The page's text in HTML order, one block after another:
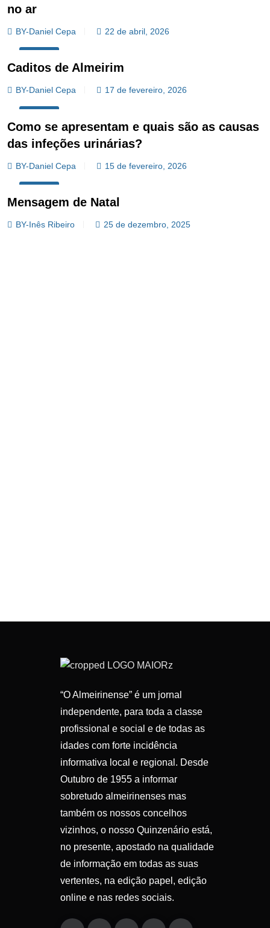
no ar
BY-Daniel Cepa 22 de abril, 2026
Caditos de Almeirim
BY-Daniel Cepa 17 de fevereiro, 2026
Como se apresentam e quais são as causas
das infeções urinárias?
BY-Daniel Cepa 15 de fevereiro, 2026
Mensagem de Natal
BY-Inês Ribeiro 25 de dezembro, 2025
“O Almeirinense” é um jornal
independente, para toda a classe
profissional e social e de todas as
idades com forte incidência
informativa local e regional. Desde
Outubro de 1955 a informar
sobretudo almeirinenses mas
também os nossos concelhos
vizinhos, o nosso Quinzenário está,
no presente, apostado na qualidade
de informação em todas as suas
vertentes, na edição papel, edição
online e nas redes sociais.